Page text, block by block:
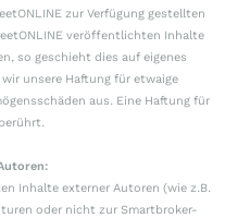
zur Verfügung gestellten
veröffentlichten Inhalte
so geschieht dies auf eigenes
unsere Haftung für etwaige
aus. Eine Haftung für
Inhalte externer Autoren (wie z.B.
oder nicht zur Smartbroker-